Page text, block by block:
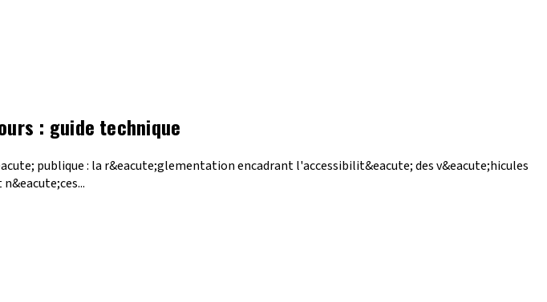
: guide technique
publique : la r&eacute;glementation encadrant l'accessibilit&eacute; des v&eacute;hicules